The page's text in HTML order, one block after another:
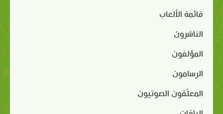
قائمة الألعاب
الناشرون
المؤلفون
الرسامون
المعلّقون الصوتيون